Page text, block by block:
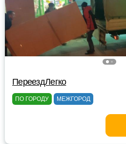
ПереездЛегко
ПО ГОРОДУ МЕЖГОРОД